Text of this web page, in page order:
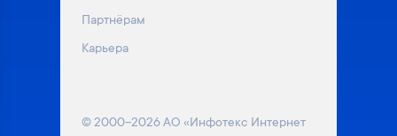
Партнёрам
Карьера
© 2000–2026 АО «Инфотекс Интернет